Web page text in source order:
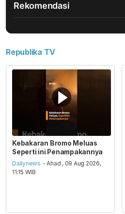
Rekomendasi
Republika TV
Kebakaran Bromo Meluas
Seperti ini Penampakannya
Dailynews - Ahad , 09 Aug 2026,
11:15 WIB